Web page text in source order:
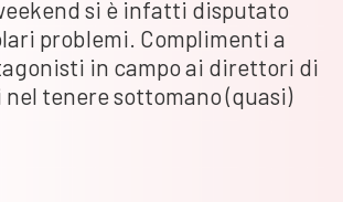
si è infatti disputato
problemi. Complimenti a
in campo ai direttori di
tenere sottomano (quasi)